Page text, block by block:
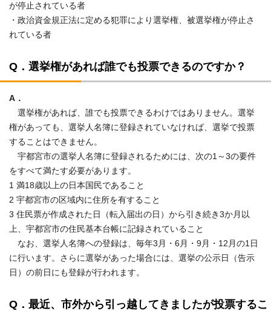
が停止されている者
・政治資金規正法に定める犯罪により選挙権、被選挙権が停止さ
れている者
Q．選挙権があれば誰でも投票できるのですか？
A．
選挙権があれば、誰でも投票できるわけではありません。選挙
権があっても、選挙人名簿に登録されていなければ、選挙で投票
することはできません。
宇都宮市の選挙人名簿に登録されるためには、次の1～3の要件
をすべて満たす必要があります。
1 満18歳以上の日本国民であること
2 宇都宮市の区域内に住所を有すること
3 住民票が作成された日（転入届出の日）から引き続き3か月以
上、宇都宮市の住民基本台帳に記録されていること
なお、選挙人名簿への登録は、毎年3月・6月・9月・12月の1日
に行います。さらに選挙があった場合には、選挙の公示日（告示
日）の前日にも登録が行われます。
Q．最近、市外から引っ越してきましたが投票するこ